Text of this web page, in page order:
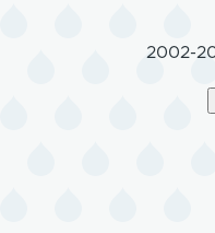
2002-